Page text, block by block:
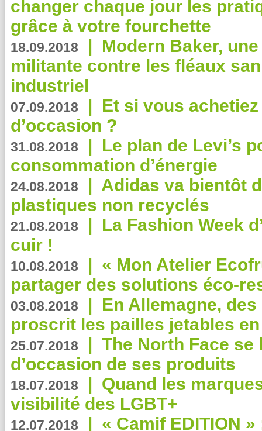
changer chaque jour les
grâce à votre fourchette
18.09.2018 | Modern Baker,
militante contre les fléaux
industriel
07.09.2018 | Et si vous
d’occasion ?
31.08.2018 | Le plan de Levi’s
consommation d’énergie
24.08.2018 | Adidas va bientôt
plastiques non recyclés
21.08.2018 | La Fashion Week
cuir !
10.08.2018 | « Mon Atelier
partager des solutions éco-
03.08.2018 | En Allemagne,
proscrit les pailles jetables
25.07.2018 | The North Face se
d’occasion de ses produits
18.07.2018 | Quand les
visibilité des LGBT+
12.07.2018 | « Camif EDITION